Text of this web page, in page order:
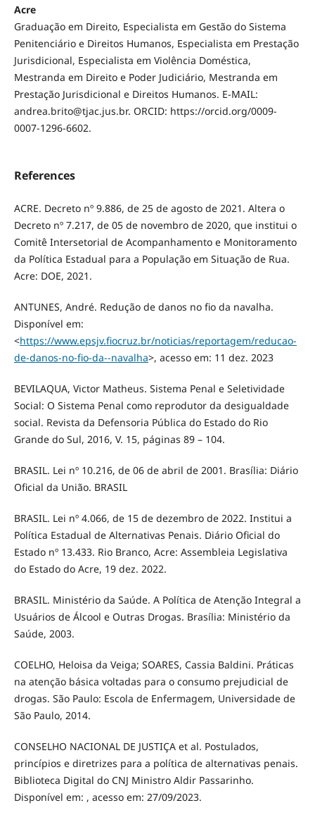
Acre
Graduação em Direito, Especialista em Gestão do Sistema
Penitenciário e Direitos Humanos, Especialista em Prestação
Jurisdicional, Especialista em Violência Doméstica,
Mestranda em Direito e Poder Judiciário, Mestranda em
Prestação Jurisdicional e Direitos Humanos. E-MAIL:
andrea.brito@tjac.jus.br. ORCID: https://orcid.org/0009-
0007-1296-6602.
References
ACRE. Decreto nº 9.886, de 25 de agosto de 2021. Altera o
Decreto nº 7.217, de 05 de novembro de 2020, que institui o
Comitê Intersetorial de Acompanhamento e Monitoramento
da Política Estadual para a População em Situação de Rua.
Acre: DOE, 2021.
ANTUNES, André. Redução de danos no fio da navalha.
Disponível em:
<https://www.epsjv.fiocruz.br/noticias/reportagem/reducao-
de-danos-no-fio-da--navalha>, acesso em: 11 dez. 2023
BEVILAQUA, Victor Matheus. Sistema Penal e Seletividade
Social: O Sistema Penal como reprodutor da desigualdade
social. Revista da Defensoria Pública do Estado do Rio
Grande do Sul, 2016, V. 15, páginas 89 – 104.
BRASIL. Lei nº 10.216, de 06 de abril de 2001. Brasília: Diário
Oficial da União. BRASIL
BRASIL. Lei nº 4.066, de 15 de dezembro de 2022. Institui a
Política Estadual de Alternativas Penais. Diário Oficial do
Estado nº 13.433. Rio Branco, Acre: Assembleia Legislativa
do Estado do Acre, 19 dez. 2022.
BRASIL. Ministério da Saúde. A Política de Atenção Integral a
Usuários de Álcool e Outras Drogas. Brasília: Ministério da
Saúde, 2003.
COELHO, Heloisa da Veiga; SOARES, Cassia Baldini. Práticas
na atenção básica voltadas para o consumo prejudicial de
drogas. São Paulo: Escola de Enfermagem, Universidade de
São Paulo, 2014.
CONSELHO NACIONAL DE JUSTIÇA et al. Postulados,
princípios e diretrizes para a política de alternativas penais.
Biblioteca Digital do CNJ Ministro Aldir Passarinho.
Disponível em: , acesso em: 27/09/2023.